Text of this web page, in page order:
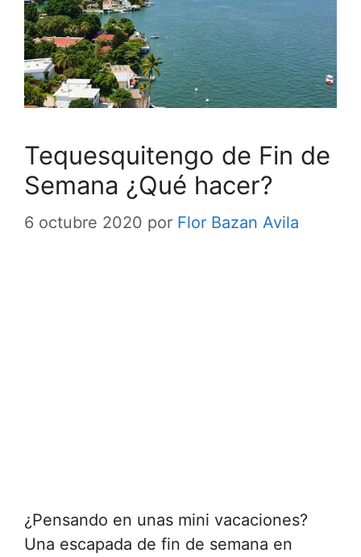
Tequesquitengo de Fin de
Semana ¿Qué hacer?
6 octubre 2020 por Flor Bazan Avila
¿Pensando en unas mini vacaciones?
Una escapada de fin de semana en